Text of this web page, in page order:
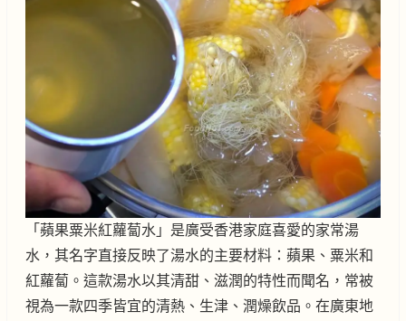
「蘋果粟米紅蘿蔔水」是廣受香港家庭喜愛的家常湯
水，其名字直接反映了湯水的主要材料：蘋果、粟米和
紅蘿蔔。這款湯水以其清甜、滋潤的特性而聞名，常被
視為一款四季皆宜的清熱、生津、潤燥飲品。在廣東地